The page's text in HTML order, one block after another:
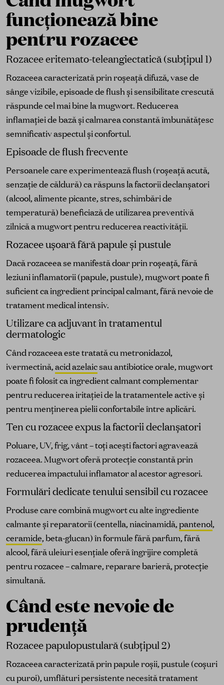
funcționează bine
pentru rozacee
Rozacee eritemato-teleangiectatică (subțipul 1)
Rozaceea caracterizată prin roșeață difuză, vase de
sânge vizibile, episoade de flush și sensibilitate crescută
răspunde cel mai bine la mugwort. Reducerea
inflamației de bază și calmarea constantă îmbunătățesc
semnificativ aspectul și confortul.
Episoade de flush frecvente
Persoanele care experimentează flush (roșeață acută,
senzație de căldură) ca răspuns la factorii declanșatori
(alcool, alimente picante, stres, schimbări de
temperatură) beneficiază de utilizarea preventivă
zilnică a mugwort pentru reducerea reactivității.
Rozacee ușoară fără papule și pustule
Dacă rozaceea se manifestă doar prin roșeață, fără
leziuni inflamatorii (papule, pustule), mugwort poate fi
suficient ca ingredient principal calmant, fără nevoie de
tratament medical intensiv.
Utilizare ca adjuvant în tratamentul
dermatologic
Când rozaceea este tratată cu metronidazol,
ivermectină,acid azelaicsau antibiotice orale, mugwort
poate fi folosit ca ingredient calmant complementar
pentru reducerea iritației de la tratamentele active și
pentru menținerea pielii confortabile între aplicări.
Ten cu rozacee expus la factorii declanșatori
Poluare, UV, frig, vânt – toți acești factori agravează
rozaceea. Mugwort oferă protecție constantă prin
reducerea impactului inflamator al acestor agresori.
Formulări dedicate tenului sensibil cu rozacee
Produse care combină mugwort cu alte ingrediente
calmante și reparatorii (centella, niacinamidă, pantenol,
ceramide, beta-glucan) în formule fără parfum, fără
alcool, fără uleiuri esențiale oferă îngrijire completă
pentru rozacee – calmare, reparare barieră, protecție
simultană.
Când este nevoie de
prudență
Rozacee papulopustulară (subțipul 2)
Rozaceea caracterizată prin papule roșii, pustule (coșuri
cu puroi), umflături persistente necesită tratament